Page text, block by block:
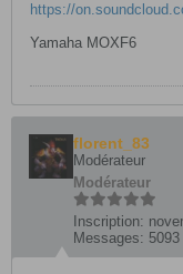
https://
Yamaha MOXF6
florent_83
Modérateur
Modérateur
Inscription:
Messages: 5093